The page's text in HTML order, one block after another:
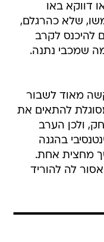
דווקא באו
שלא כהרגלם,
להיכנס לקרב
שמכבי נתנה.
מאוד לשבור
להתאים את
ולכן הערב
בהגנה
מחצית אחת.
לה להוריד